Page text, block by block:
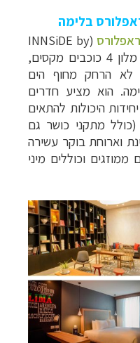
בלימה
(INNSiDE by
Meliá Lima Miraflores) הוא מלון 4 כוכבים מקסים,
לא הרחק מחוף הים
הוא מציע חדרים
היכולות להתאים
מתקני כושר גם
וארוחת בוקר עשירה
וכוללים מיני